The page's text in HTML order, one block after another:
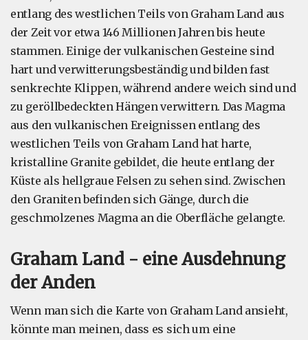
entlang des westlichen Teils von Graham Land aus
der Zeit vor etwa 146 Millionen Jahren bis heute
stammen. Einige der vulkanischen Gesteine sind
hart und verwitterungsbeständig und bilden fast
senkrechte Klippen, während andere weich sind und
zu geröllbedeckten Hängen verwittern. Das Magma
aus den vulkanischen Ereignissen entlang des
westlichen Teils von Graham Land hat harte,
kristalline Granite gebildet, die heute entlang der
Küste als hellgraue Felsen zu sehen sind. Zwischen
den Graniten befinden sich Gänge, durch die
geschmolzenes Magma an die Oberfläche gelangte.
Graham Land - eine Ausdehnung
der Anden
Wenn man sich die Karte von Graham Land ansieht,
könnte man meinen, dass es sich um eine